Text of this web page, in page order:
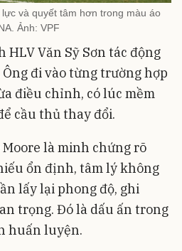
và quyết tâm hơn trong màu áo
Ảnh: VPF
HLV Văn Sỹ Sơn tác động
đi vào từng trường hợp
điều chỉnh, có lúc mềm
cầu thủ thay đổi.
là minh chứng rõ
ổn định, tâm lý không
lấy lại phong độ, ghi
trọng. Đó là dấu ấn trong
huấn luyện.